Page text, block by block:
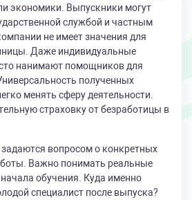
экономики. Выпускники могут
службой и частным
не имеет значения для
Даже индивидуальные
нанимают помощников для
полученных
менять сферу деятельности.
страховку от безработицы в
вопросом о конкретных
Важно понимать реальные
обучения. Куда именно
специалист после выпуска?